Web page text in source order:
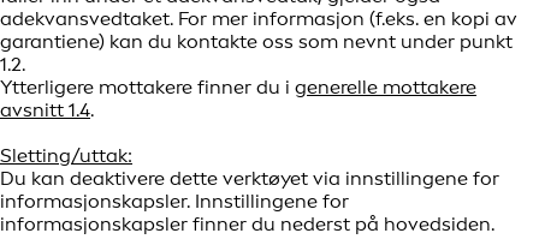
adekvansvedtaket. For mer informasjon (f.eks. en kopi av
garantiene) kan du kontakte oss som nevnt under punkt
1.2.
Ytterligere mottakere finner du i generelle mottakere
avsnitt 1.4.
Sletting/uttak:
Du kan deaktivere dette verktøyet via innstillingene for
informasjonskapsler. Innstillingene for
informasjonskapsler finner du nederst på hovedsiden.